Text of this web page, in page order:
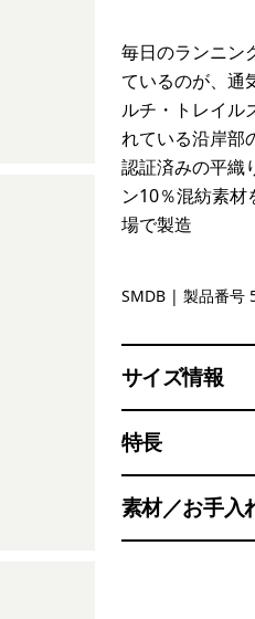
毎日のランニン
ているのが、通
ルチ・トレイル
れている沿岸部
認証済みの平織
ン10％混紡素
場で製造
Smolder
SMDB | 製品番号
サイズ情報
特長
素材／お手入